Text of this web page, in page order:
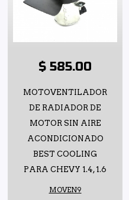
$ 585.00
MOTOVENTILADOR
DE RADIADOR DE
MOTOR SIN AIRE
ACONDICIONADO
BEST COOLING
PARA CHEVY 1.4, 1.6
MOVEN9